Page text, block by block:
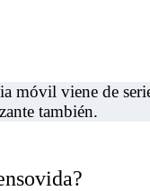
móvil viene de
también.